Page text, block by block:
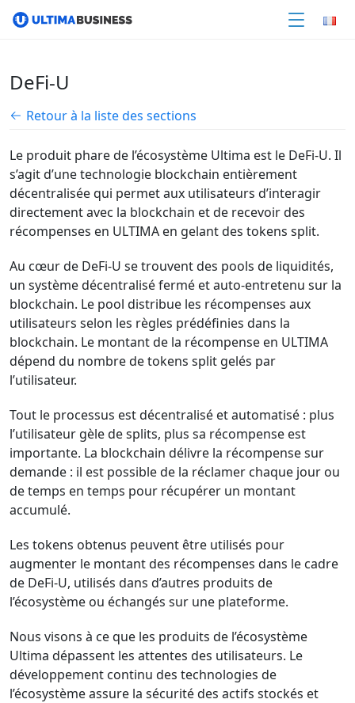
DeFi-U
Retour à la liste des sections
Le produit phare de l’écosystème Ultima est le DeFi-U. Il
s’agit d’une technologie blockchain entièrement
décentralisée qui permet aux utilisateurs d’interagir
directement avec la blockchain et de recevoir des
récompenses en ULTIMA en gelant des tokens split.
Au cœur de DeFi-U se trouvent des pools de liquidités,
un système décentralisé fermé et auto-entretenu sur la
blockchain. Le pool distribue les récompenses aux
utilisateurs selon les règles prédéfinies dans la
blockchain. Le montant de la récompense en ULTIMA
dépend du nombre de tokens split gelés par
l’utilisateur.
Tout le processus est décentralisé et automatisé : plus
l’utilisateur gèle de splits, plus sa récompense est
importante. La blockchain délivre la récompense sur
demande : il est possible de la réclamer chaque jour ou
de temps en temps pour récupérer un montant
accumulé.
Les tokens obtenus peuvent être utilisés pour
augmenter le montant des récompenses dans le cadre
de DeFi-U, utilisés dans d’autres produits de
l’écosystème ou échangés sur une plateforme.
Nous visons à ce que les produits de l’écosystème
Ultima dépassent les attentes des utilisateurs. Le
développement continu des technologies de
l’écosystème assure la sécurité des actifs stockés et